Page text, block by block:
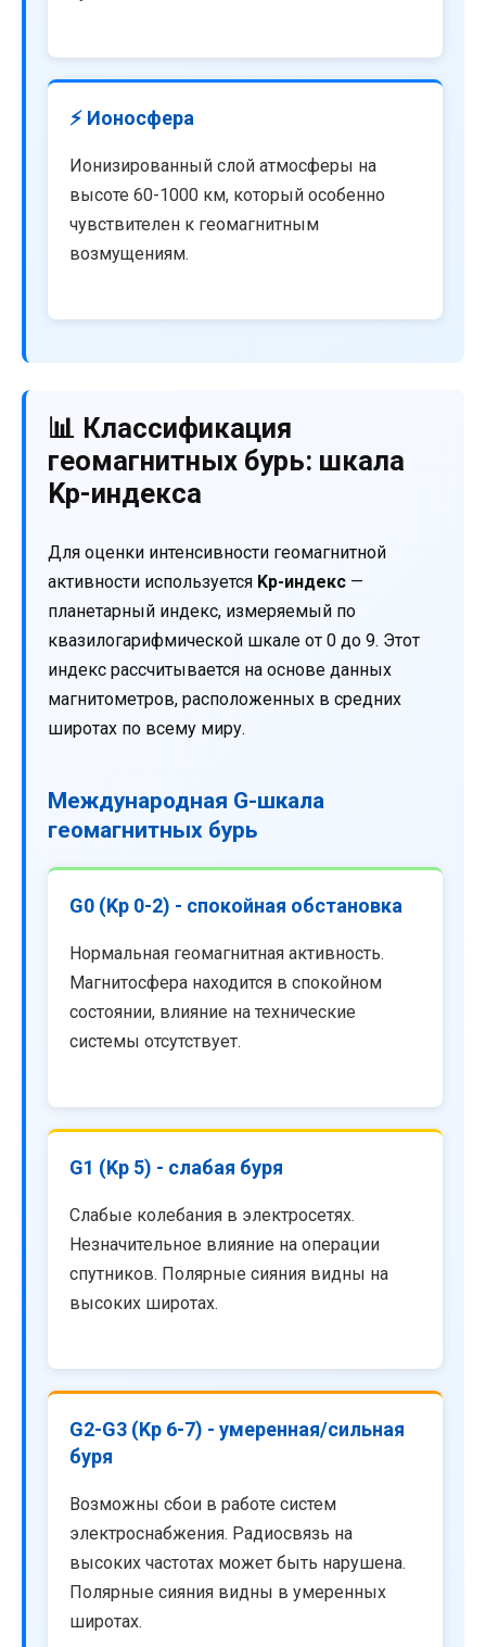
⚡ Ионосфера
Ионизированный слой атмосферы на
высоте 60-1000 км, который особенно
чувствителен к геомагнитным
возмущениям.
📊 Классификация
геомагнитных бурь: шкала
Kp-индекса
Для оценки интенсивности геомагнитной
активности используется Kp-индекс —
планетарный индекс, измеряемый по
квазилогарифмической шкале от 0 до 9. Этот
индекс рассчитывается на основе данных
магнитометров, расположенных в средних
широтах по всему миру.
Международная G-шкала
геомагнитных бурь
G0 (Kp 0-2) - спокойная обстановка
Нормальная геомагнитная активность.
Магнитосфера находится в спокойном
состоянии, влияние на технические
системы отсутствует.
G1 (Kp 5) - слабая буря
Слабые колебания в электросетях.
Незначительное влияние на операции
спутников. Полярные сияния видны на
высоких широтах.
G2-G3 (Kp 6-7) - умеренная/сильная
буря
Возможны сбои в работе систем
электроснабжения. Радиосвязь на
высоких частотах может быть нарушена.
Полярные сияния видны в умеренных
широтах.